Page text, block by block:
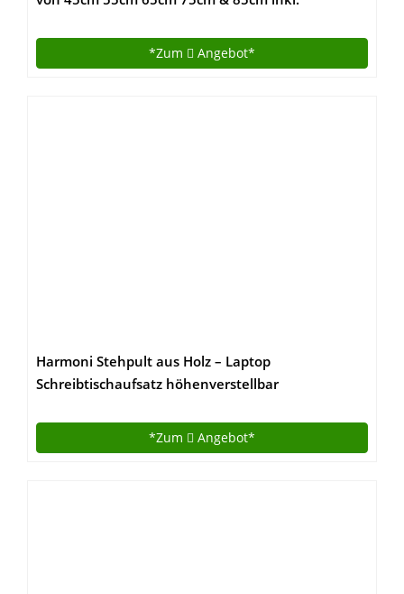
*Zum Angebot*
Harmoni Stehpult aus Holz – Laptop
Schreibtischaufsatz höhenverstellbar
Home Office
*Zum Angebot*